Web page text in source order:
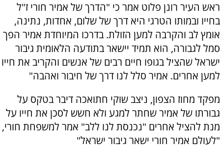
ראש העיר רונן פלוט אמר כי "הדרך של אמיר חורי ז"ל
בחייו ובמותו הטרגי היא דרך של שלום, אחדות, נתינה,
אומץ לב והקרבה למען הזולת. בדרכו המיוחדת אמיר הפך
סמל לגבורה, הוא תמיד יישאר בתודעה הלאומית גיבור
ישראל שהציל בגופו חיים רבים של אנשים והקריב את חייו
למען אחרים. אמיר סלל לנו דרך של חיבור ואהבה"
מפקד מחוז הצפון, ניצב שוקי חתואכה דיבר בטקס על
גבורתו של אמיר שחתר למגע ולא חשש לסכן את חייו על
מנת להציל אחרים "נכנסת לנו ללב" אמר למשפחת חורי,
"לעולם אמיר חורי ישאר גיבור ישראל"